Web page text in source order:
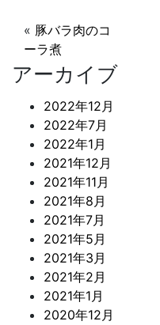
c
e
b
o
k
itt
er l
« 豚バラ肉のコ
ーラ煮
アーカイブ
2022年12月
2022年7月
2022年1月
2021年12月
2021年11月
2021年8月
2021年7月
2021年5月
2021年3月
2021年2月
2021年1月
2020年12月